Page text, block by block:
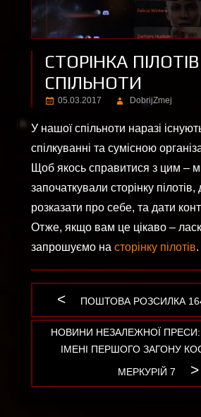
СТОРІНКА ПІЛОТІВ
СПІЛЬНОТИ
05.03.2017 DobrijZmej
У нашої спільноти наразі
спілкуванні та сумісною
Щоб якось справитися з цим –
започаткували сторінку
розказати про себе, та дати
Отже, якщо вам це цікаво –
запрошуємо на сторінку пілотів.
Навігація
записів
PREVIOUS
ПОШТОВА РОЗСИЛКА
NEXT
POST:
НОВИНИ НЕЗАЛЕЖНОЇ ПРЕСИ:
ІМЕНІ ПЕРШОГО ЗАГОНУ
МЕРКУРІЙ 7